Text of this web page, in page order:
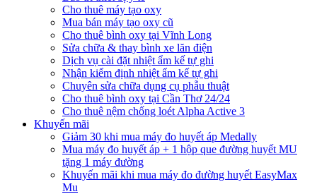
Cho thuê máy tạo oxy
Mua bán máy tạo oxy cũ
Cho thuê bình oxy tại Vĩnh Long
Sửa chữa & thay bình xe lăn điện
Dịch vụ cài đặt nhiệt ẩm kế tự ghi
Nhận kiểm định nhiệt ẩm kế tự ghi
Chuyên sửa chữa dụng cụ phẫu thuật
Cho thuê bình oxy tại Cần Thơ 24/24
Cho thuê nệm chống loét Alpha Active 3
Khuyến mãi
Giảm 30 khi mua máy đo huyết áp Medally
Mua máy đo huyết áp + 1 hộp que đường huyết MU
tặng 1 máy đường
Khuyến mãi khi mua máy đo đường huyết EasyMax
Mu